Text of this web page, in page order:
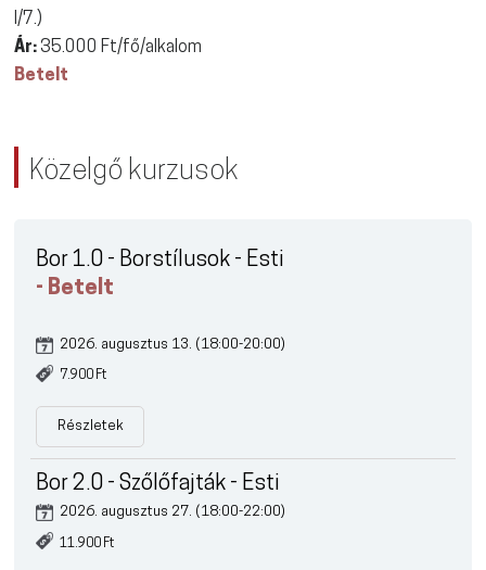
I/7.)
Ár:35.000 Ft/fő/alkalom
Betelt
Közelgő kurzusok
Bor 1.0 - Borstílusok - Esti
- Betelt
2026. augusztus 13. (18:00-20:00)
7.900 Ft
Részletek
Bor 2.0 - Szőlőfajták - Esti
2026. augusztus 27. (18:00-22:00)
11.900 Ft